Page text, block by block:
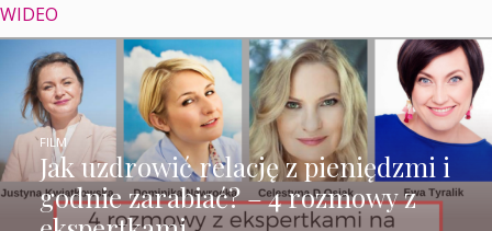
WIDEO
Jak uzdrowić relację z pieniędzmi i
godnie zarabiać? – 4 rozmowy z
FILM